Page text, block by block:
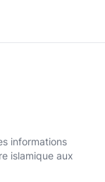
informations
islamique aux